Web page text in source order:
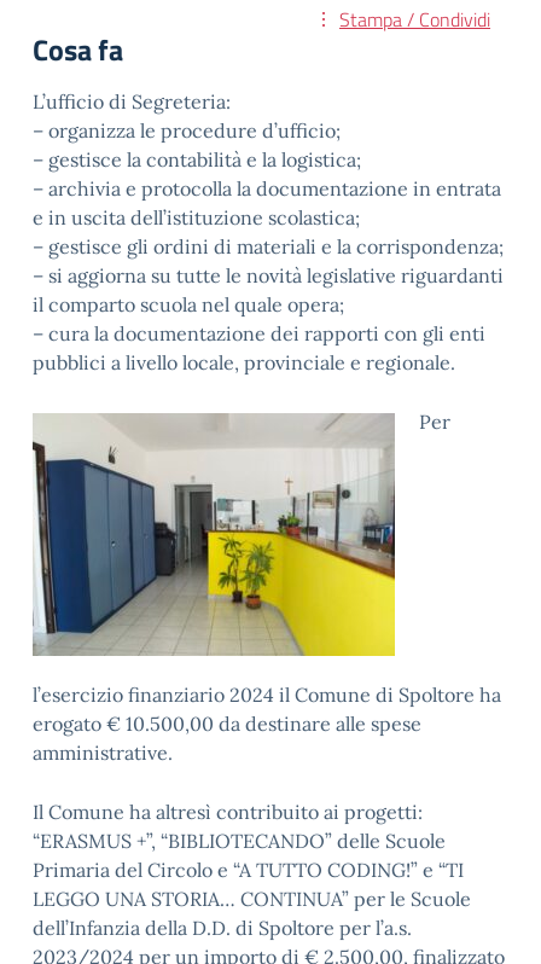
Stampa / Condividi
Cosa fa
L’ufficio di Segreteria:
– organizza le procedure d’ufficio;
– gestisce la contabilità e la logistica;
– archivia e protocolla la documentazione in entrata
e in uscita dell’istituzione scolastica;
– gestisce gli ordini di materiali e la corrispondenza;
– si aggiorna su tutte le novità legislative riguardanti
il comparto scuola nel quale opera;
– cura la documentazione dei rapporti con gli enti
pubblici a livello locale, provinciale e regionale.
Per
l’esercizio finanziario 2024 il Comune di Spoltore ha
erogato € 10.500,00 da destinare alle spese
amministrative.
Il Comune ha altresì contribuito ai progetti:
“ERASMUS +”, “BIBLIOTECANDO” delle Scuole
Primaria del Circolo e “A TUTTO CODING!” e “TI
LEGGO UNA STORIA… CONTINUA” per le Scuole
dell’Infanzia della D.D. di Spoltore per l’a.s.
2023/2024 per un importo di € 2.500,00, finalizzato